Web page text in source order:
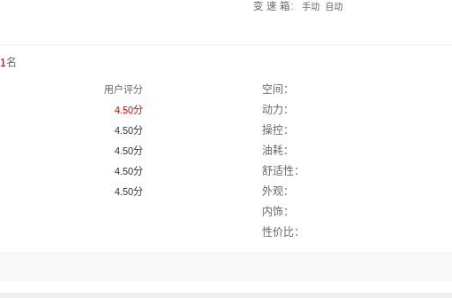
变 速 箱: 手动 自动
1名
用户评分
4.50分
4.50分
4.50分
4.50分
4.50分
空间：
动力：
操控：
油耗：
舒适性：
外观：
内饰：
性价比：